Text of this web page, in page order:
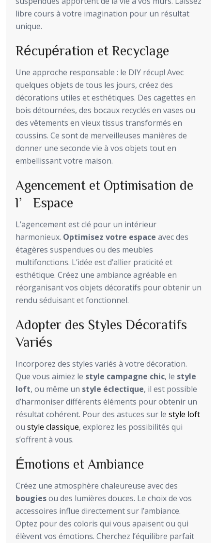
libre cours à votre imagination pour un résultat
unique.
Récupération et Recyclage
Une approche responsable : le DIY récup! Avec
quelques objets de tous les jours, créez des
décorations utiles et esthétiques. Des cagettes en
bois détournées, des bocaux recyclés en vases ou
des vêtements en vieux tissus transformés en
coussins. Ce sont de merveilleuses manières de
donner une seconde vie à vos objets tout en
embellissant votre maison.
Agencement et Optimisation de
l’Espace
L’agencement est clé pour un intérieur
harmonieux. Optimisez votre espace avec des
étagères suspendues ou des meubles
multifonctions. L’idée est d’allier praticité et
esthétique. Créez une ambiance agréable en
réorganisant vos objets décoratifs pour obtenir un
rendu séduisant et fonctionnel.
Adopter des Styles Décoratifs
Variés
Incorporez des styles variés à votre décoration.
Que vous aimiez le style campagne chic, le style
loft, ou même un style éclectique, il est possible
d’harmoniser différents éléments pour obtenir un
résultat cohérent. Pour des astuces sur le style loft
ou style classique, explorez les possibilités qui
s’offrent à vous.
Émotions et Ambiance
Créez une atmosphère chaleureuse avec des
bougiesou des lumières douces. Le choix de vos
accessoires influe directement sur l’ambiance.
Optez pour des coloris qui vous apaisent ou qui
élèvent vos émotions. Cherchez l’équilibre parfait